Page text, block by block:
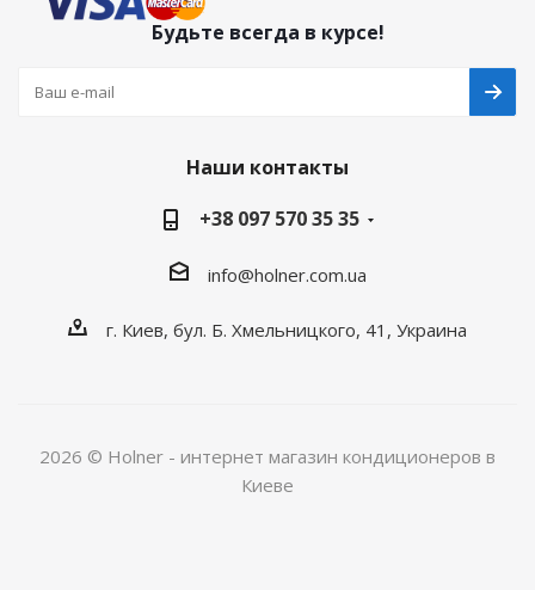
Будьте всегда в курсе!
Наши контакты
+38 097 570 35 35
info@holner.com.ua
г. Киев, бул. Б. Хмельницкого, 41, Украина
2026 © Holner - интернет магазин кондиционеров в
Киеве